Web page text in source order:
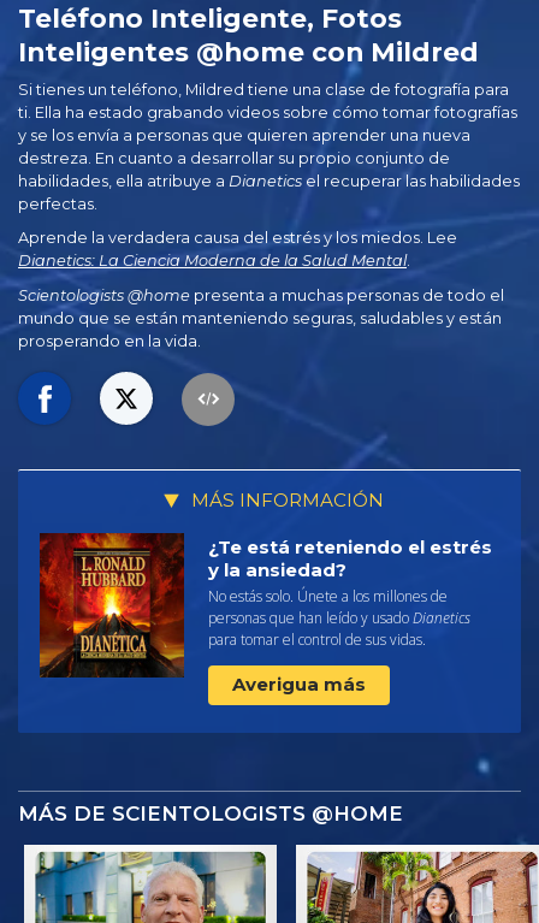
Teléfono Inteligente, Fotos
Inteligentes @home con Mildred
Si tienes un teléfono, Mildred tiene una clase de fotografía para
ti. Ella ha estado grabando videos sobre cómo tomar fotografías
y se los envía a personas que quieren aprender una nueva
destreza. En cuanto a desarrollar su propio conjunto de
habilidades, ella atribuye a Dianetics el recuperar las habilidades
perfectas.
Aprende la verdadera causa del estrés y los miedos. Lee
Dianetics: La Ciencia Moderna de la Salud Mental.
Scientologists @home presenta a muchas personas de todo el
mundo que se están manteniendo seguras, saludables y están
prosperando en la vida.
MÁS INFORMACIÓN
¿Te está reteniendo el estrés
y la ansiedad?
No estás solo. Únete a los millones de
personas que han leído y usadoDianetics
para tomar el control de sus vidas.
Averigua más
MÁS DE SCIENTOLOGISTS @HOME